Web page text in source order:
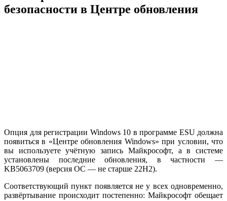
безопасности в Центре обновления
Опция для регистрации Windows 10 в программе ESU должна
появиться в «Центре обновления Windows» при условии, что
вы используете учётную запись Майкрософт, а в системе
установлены последние обновления, в частности —
KB5063709 (версия ОС — не старше 22H2).
Соответствующий пункт появляется не у всех одновременно,
развёртывание происходит постепенно: Майкрософт обещает